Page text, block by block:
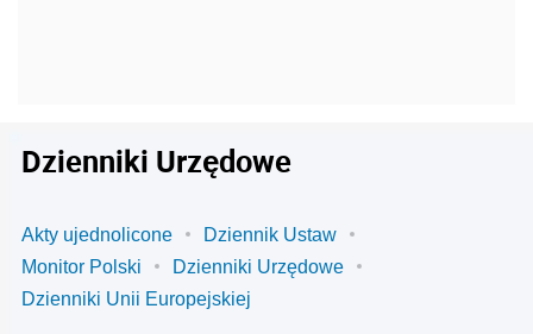
Dzienniki Urzędowe
Akty ujednolicone
Dziennik Ustaw
Monitor Polski
Dzienniki Urzędowe
Dzienniki Unii Europejskiej